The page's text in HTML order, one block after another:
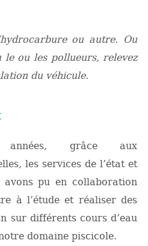
ou autre. Ou
le ou les pollueurs, relevez
du véhicule.
années, grâce aux
les services de l’état et
avons pu en collaboration
à l’étude et réaliser des
sur différents cours d’eau
domaine piscicole.